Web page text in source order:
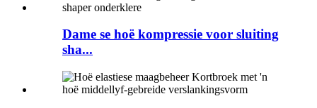
Dame se hoë kompressie voor sluiting
sha...